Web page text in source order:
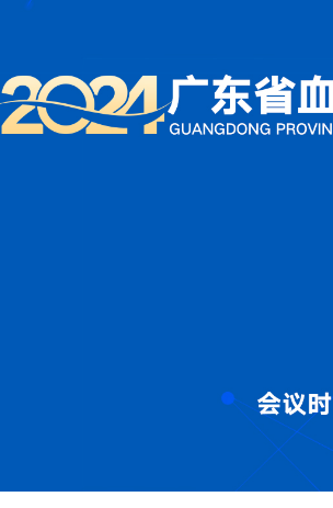
学会简介 学会领导 章程制度
院士顾问